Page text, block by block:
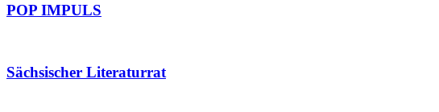
POP IMPULS
Sächsischer Literaturrat